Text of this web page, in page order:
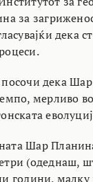
за
дека
посочи дека
мерливо
Шар
(одеднаш,
години,